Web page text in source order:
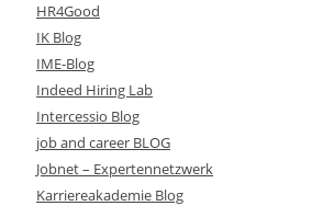
HR4Good
IK Blog
IME-Blog
Indeed Hiring Lab
Intercessio Blog
job and career BLOG
Jobnet – Expertennetzwerk
Karriereakademie Blog